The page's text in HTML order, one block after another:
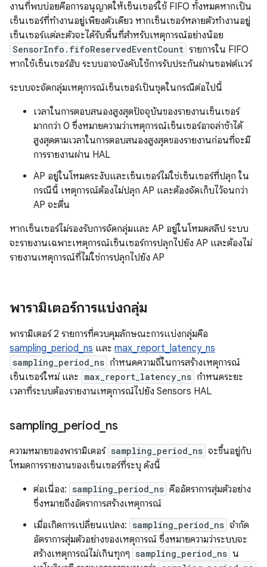
งานที่พบบ่อยคือการอนุญาตให้เซ็นเซอร์ใช้ FIFO ทั้งหมดหากเป็น
เซ็นเซอร์ที่ทำงานอยู่เพียงตัวเดียว หากเซ็นเซอร์หลายตัวทำงานอยู่
เซ็นเซอร์แต่ละตัวจะได้รับพื้นที่สำหรับเหตุการณ์อย่างน้อย
SensorInfo.fifoReservedEventCount รายการใน FIFO
หากใช้เซ็นเซอร์ฮับ ระบบอาจบังคับใช้การรับประกันผ่านซอฟต์แวร์
ระบบจะจัดกลุ่มเหตุการณ์เซ็นเซอร์เป็นชุดในกรณีต่อไปนี้
เวลาในการตอบสนองสูงสุดปัจจุบันของรายงานเซ็นเซอร์
มากกว่า 0 ซึ่งหมายความว่าเหตุการณ์เซ็นเซอร์อาจล่าช้าได้
สูงสุดตามเวลาในการตอบสนองสูงสุดของรายงานก่อนที่จะมี
การรายงานผ่าน HAL
AP อยู่ในโหมดระงับและเซ็นเซอร์ไม่ใช่เซ็นเซอร์ที่ปลุก ใน
กรณีนี้ เหตุการณ์ต้องไม่ปลุก AP และต้องจัดเก็บไว้จนกว่า
AP จะตื่น
หากเซ็นเซอร์ไม่รองรับการจัดกลุ่มและ AP อยู่ในโหมดสลีป ระบบ
จะรายงานเฉพาะเหตุการณ์เซ็นเซอร์การปลุกไปยัง AP และต้องไม่
รายงานเหตุการณ์ที่ไม่ใช่การปลุกไปยัง AP
พารามิเตอร์การแบ่งกลุ่ม
พารามิเตอร์ 2 รายการที่ควบคุมลักษณะการแบ่งกลุ่มคือ
sampling_period_ns และ max_report_latency_ns
sampling_period_ns กำหนดความถี่ในการสร้างเหตุการณ์
เซ็นเซอร์ใหม่ และ max_report_latency_ns กำหนดระยะ
เวลาที่ระบบต้องรายงานเหตุการณ์ไปยัง Sensors HAL
sampling period_ ns
ความหมายของพารามิเตอร์ sampling_period_ns จะขึ้นอยู่กับ
โหมดการรายงานของเซ็นเซอร์ที่ระบุ ดังนี้
ต่อเนื่อง: sampling_period_ns คืออัตราการสุ่มตัวอย่าง
ซึ่งหมายถึงอัตราการสร้างเหตุการณ์
เมื่อเกิดการเปลี่ยนแปลง: sampling_period_ns จํากัด
อัตราการสุ่มตัวอย่างของเหตุการณ์ ซึ่งหมายความว่าระบบจะ
สร้างเหตุการณ์ไม่เกินทุกๆ sampling_period_ns น